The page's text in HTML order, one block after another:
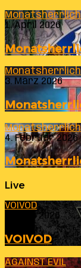
1. April 2026
3. März 2026
4. Februar 2026
Live
VOIVOD
23. Juli 2026
VOIVOD
AGAINST EVIL